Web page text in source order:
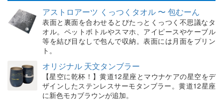
アストロアーツ くっつくタオル 〜 包むーん
表面と裏面を合わせるとぴたっとくっつく不思議なタ
オル。ペットボトルやスマホ、アイピースやケーブル
等を結び目なしで包んで収納。表面には月面をプリン
ト。
オリジナル 天文タンブラー
【星空に乾杯！】黄道12星座とマウナケアの星空をデ
ザインしたステンレスサーモタンブラー。黄道12星座
に新色モカブラウンが追加。